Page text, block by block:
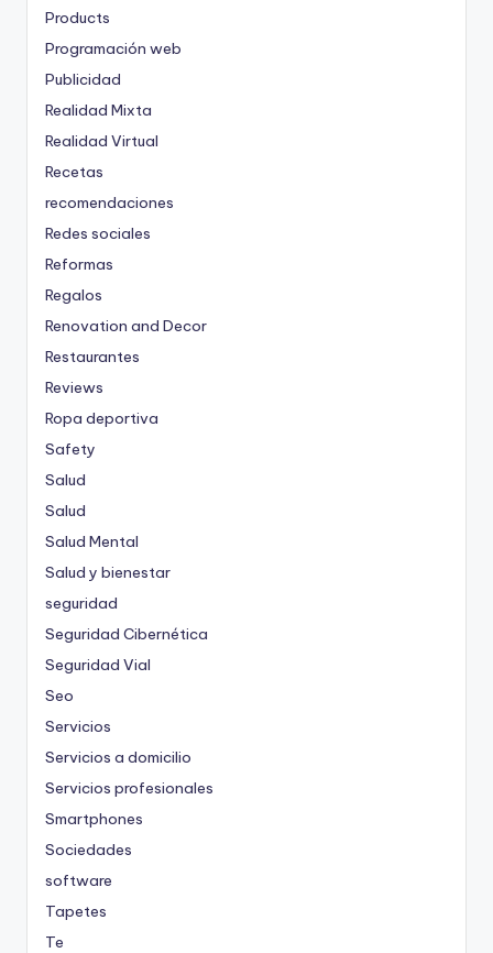
Products
Programación web
Publicidad
Realidad Mixta
Realidad Virtual
Recetas
recomendaciones
Redes sociales
Reformas
Regalos
Renovation and Decor
Restaurantes
Reviews
Ropa deportiva
Safety
Salud
Salud
Salud Mental
Salud y bienestar
seguridad
Seguridad Cibernética
Seguridad Vial
Seo
Servicios
Servicios a domicilio
Servicios profesionales
Smartphones
Sociedades
software
Tapetes
Te